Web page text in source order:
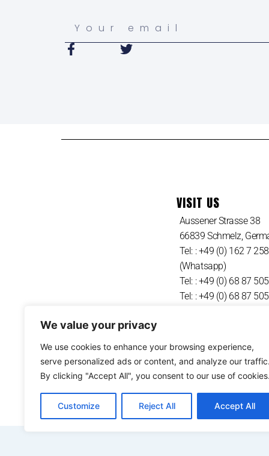
We value your privacy
We use cookies to enhance your browsing experience,
serve personalized ads or content, and analyze our
By clicking "Accept All", you consent to our use of
Customize Reject All Accept All
VISIT US
Aussener Strasse 38
66839 Schmelz,
Tel: : +49 (0) 162 7
(Whatsapp)
Tel: : +49 (0) 68 87
Tel: : +49 (0) 68 87